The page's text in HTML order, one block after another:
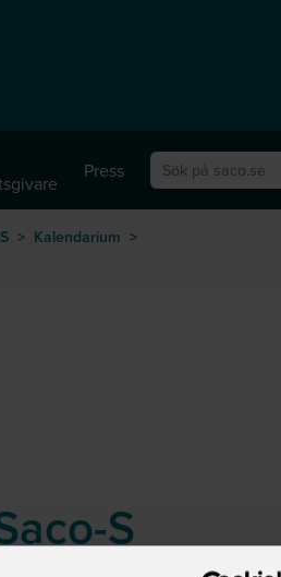
Press
> Kalendarium >
S